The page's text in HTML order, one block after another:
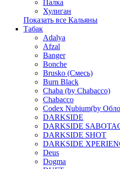
Палка
Хулиган
Показать все Кальяны
Табак
Adalya
Afzal
Banger
Bonche
Brusko (Смесь)
Burn Black
Chaba (by Chabacco)
Chabacco
Codex Nubium(by
DARKSIDE
DARKSIDE
DARKSIDE SHOT
DARKSIDE
Deus
Dogma